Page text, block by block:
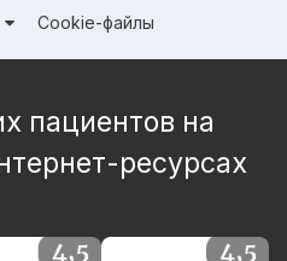
Cookie-файлы
пациентов на
ресурсах